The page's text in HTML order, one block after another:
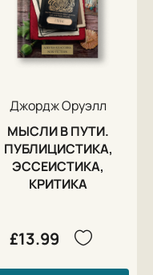
Джордж Оруэлл
МЫСЛИ В ПУТИ.
ПУБЛИЦИСТИКА,
ЭССЕИСТИКА,
КРИТИКА
£13.99